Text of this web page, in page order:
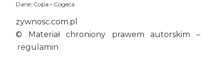
Dane: Copa – Cogeca
zywnosc.com.pl
© Materiał chroniony prawem autorskim –
regulamin